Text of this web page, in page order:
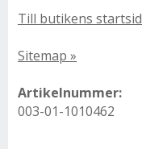
Till butikens
Sitemap »
Artikelnummer:
003-01-1010462